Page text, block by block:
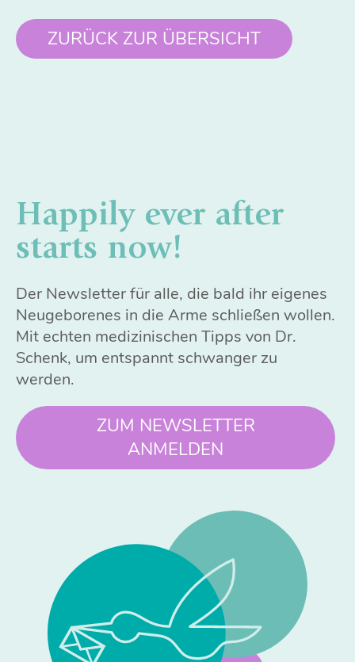
ZURÜCK ZUR ÜBERSICHT
Happily ever after
starts now!
Der Newsletter für alle, die bald ihr eigenes
Neugeborenes in die Arme schließen wollen.
Mit echten medizinischen Tipps von Dr.
Schenk, um entspannt schwanger zu
werden.
ZUM NEWSLETTER
ANMELDEN